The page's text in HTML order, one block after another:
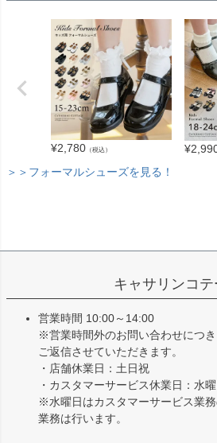
¥2,780 （税込） ¥
＞＞フォーマルシューズを見る！
キャサリンコテ
営業時間 10:00～14:00
※営業時間外のお問い合わせにつ
ご返信させていただきます。
・店舗休業日：土日祝
・カスタマーサービス休業日：水
※水曜日はカスタマーサービス業務
業務は行います。